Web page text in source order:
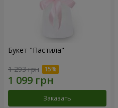
Букет "Пастила"
1 293 грн
Заказать